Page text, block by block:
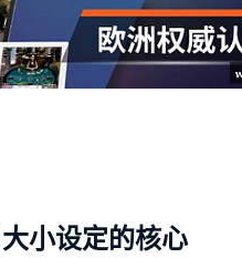
小设定的核心